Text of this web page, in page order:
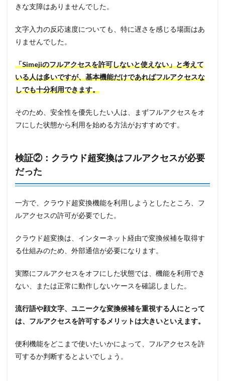
きな支障はありませんでした。
文字入力の反応速度についても、特に遅さを感じる場面はあ
りませんでした。
「Simejiのフルアクセスを許可しないと使えない」と考えて
いる人は多いですが、基本機能だけであればフルアクセスな
しでも十分利用できます。
そのため、安全性を優先したい人は、まずフルアクセスをオ
フにした状態から利用を始める方法がおすすめです。
検証②：クラウド超変換はフルアクセスが必要
だった
一方で、クラウド超変換機能を利用しようとしたところ、フ
ルアクセスの許可が必要でした。
クラウド超変換は、インターネット経由で変換候補を取得す
る仕組みのため、外部通信が必要になります。
実際にフルアクセスをオフにした状態では、機能を利用でき
ない、または正常に動作しないケースを確認しました。
流行語や顔文字、ユニークな変換候補を重視する人にとって
は、フルアクセスを許可するメリットは大きいといえます。
便利機能をどこまで使いたいかによって、フルアクセスを許
可するか判断するとよいでしょう。